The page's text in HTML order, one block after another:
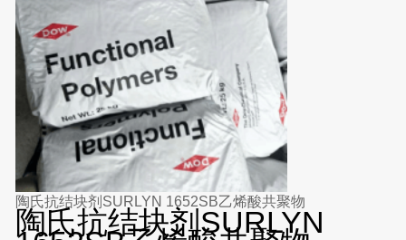
陶氏抗结块剂SURLYN 1652SB乙烯酸共聚物
陶氏抗结块剂SURLYN